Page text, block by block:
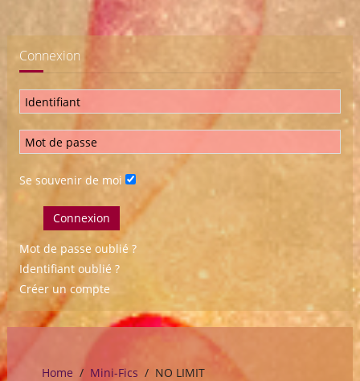
Connexion
Se souvenir de moi
Connexion
Mot de passe oublié ?
Identifiant oublié ?
Créer un compte
Home Mini-Fics NO LIMIT